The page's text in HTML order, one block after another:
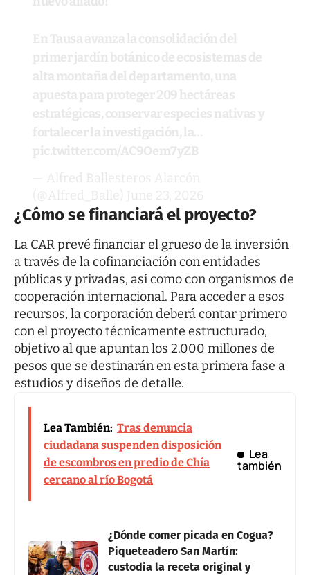
¿Cómo se financiará el proyecto?
La CAR prevé financiar el grueso de la inversión
a través de la cofinanciación con entidades
públicas y privadas, así como con organismos de
cooperación internacional. Para acceder a esos
recursos, la corporación deberá contar primero
con el proyecto técnicamente estructurado,
objetivo al que apuntan los 2.000 millones de
pesos que se destinarán en esta primera fase a
estudios y diseños de detalle.
Lea También: Tras denuncia
ciudadana suspenden disposición
de escombros en predio de Chía
cercano al río Bogotá
Lea
también
¿Dónde comer picada en Cogua?
Piqueteadero San Martín:
custodia la receta original y